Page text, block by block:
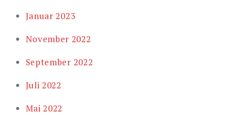
Januar 2023
November 2022
September 2022
Juli 2022
Mai 2022